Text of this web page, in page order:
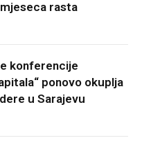
rasta
konferencije
ponovo okuplja
u Sarajevu